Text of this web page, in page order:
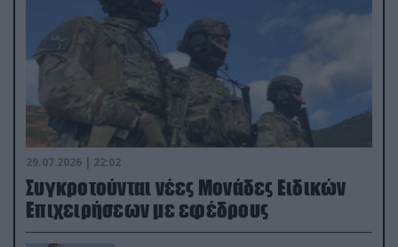
29.07.2026 | 22:02
Συγκροτούνται νέες Μονάδες Ειδικών
Επιχειρήσεων με εφέδρους